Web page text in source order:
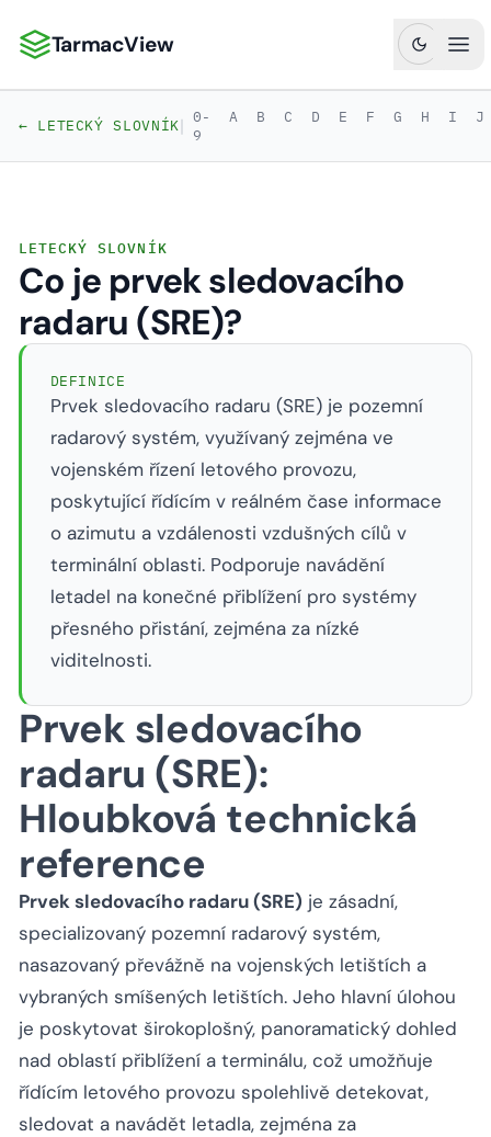
TarmacView: Precizní letecká analytika
TarmacView
← LETECKÝ SLOVNÍK| 0-
9
A B C D E F G H I J
LETECKÝ SLOVNÍK
Co je prvek sledovacího
radaru (SRE)?
DEFINICE
Prvek sledovacího radaru (SRE) je pozemní
radarový systém, využívaný zejména ve
vojenském řízení letového provozu,
poskytující řídícím v reálném čase informace
o azimutu a vzdálenosti vzdušných cílů v
terminální oblasti. Podporuje navádění
letadel na konečné přiblížení pro systémy
přesného přistání, zejména za nízké
viditelnosti.
Prvek sledovacího
radaru (SRE):
Hloubková technická
reference
Prvek sledovacího radaru (SRE) je zásadní,
specializovaný pozemní radarový systém,
nasazovaný převážně na vojenských letištích a
vybraných smíšených letištích. Jeho hlavní úlohou
je poskytovat širokoplošný, panoramatický dohled
nad oblastí přiblížení a terminálu, což umožňuje
řídícím letového provozu spolehlivě detekovat,
sledovat a navádět letadla, zejména za